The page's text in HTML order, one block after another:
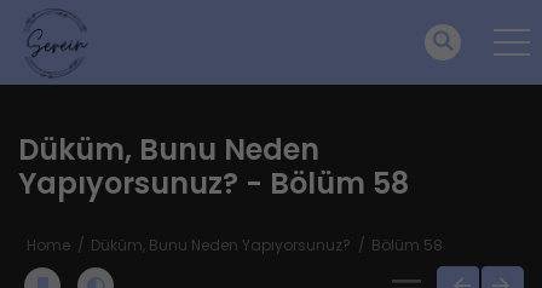
Düküm, Bunu Neden
Yapıyorsunuz? - Bölüm 58
Home Düküm, Bunu Neden Yapıyorsunuz? Bölüm 58